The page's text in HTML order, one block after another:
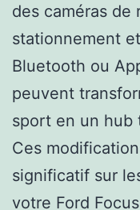
des caméras de
stationnement
Bluetooth ou
peuvent
sport en un hub
Ces
significatif sur
votre Ford